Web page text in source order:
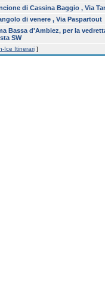
di Cassina Baggio , Via
di venere , Via Paspartout
Bassa d'Ambiez, per la
SW
Ice Itinerari]